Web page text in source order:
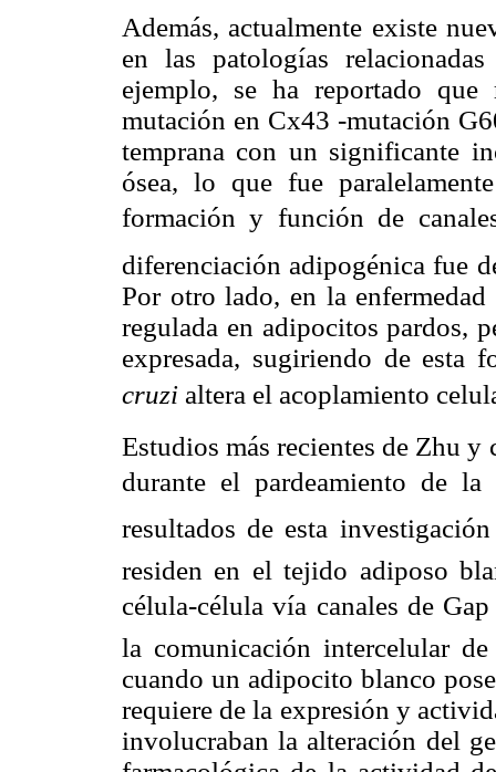
Además, actualmente existe
en las patologías
ejemplo, se ha reportado que
mutación en Cx43 -mutación
temprana con un significante
ósea, lo que fue
formación y función de
diferenciación adipogénica fue
Por otro lado, en la
regulada en adipocitos pardos,
expresada, sugiriendo de
cruzi altera el acoplamiento
Estudios más recientes de Zhu y
durante el pardeamiento de
resultados de esta
residen en el tejido adiposo
célula-célula vía canales de
la comunicación intercelular
cuando un adipocito blanco
requiere de la expresión y
involucraban la alteración del